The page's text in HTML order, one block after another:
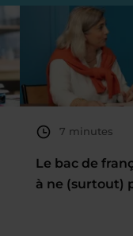
7 minutes
Le bac de
à ne (surtout)